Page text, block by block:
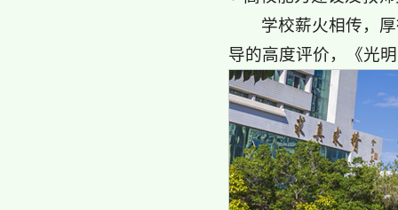
学校薪火相传，
导的高度评价，《光